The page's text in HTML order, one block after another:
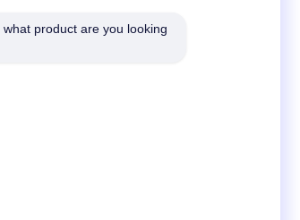
what product are you looking